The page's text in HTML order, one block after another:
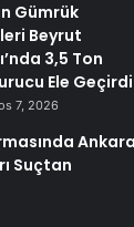
Gümrük
Beyrut
3,5 Ton
Ele Geçirdi
7, 2026
Ankara
Suçtan